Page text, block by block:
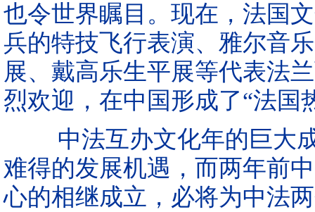
也令世界瞩目。现在，法国
兵的特技飞行表演、雅尔音
展、戴高乐生平展等代表法
烈欢迎，在中国形成了“法国
中法互办文化年的巨大成
难得的发展机遇，而两年前
心的相继成立，必将为中法